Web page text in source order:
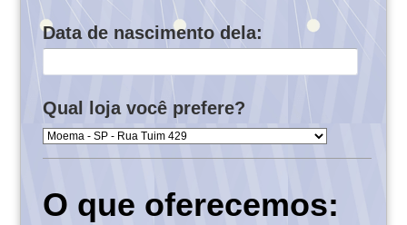
Data de nascimento dela:
Qual loja você prefere?
O que oferecemos: